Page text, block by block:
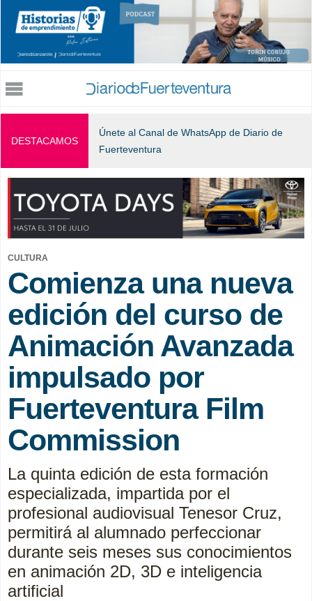
Jump to navigation
DESTACAMOS
Únete al Canal de WhatsApp de Diario de
Fuerteventura
CULTURA
Comienza una nueva
edición del curso de
Animación Avanzada
impulsado por
Fuerteventura Film
Commission
La quinta edición de esta formación
especializada, impartida por el
profesional audiovisual Tenesor Cruz,
permitirá al alumnado perfeccionar
durante seis meses sus conocimientos
en animación 2D, 3D e inteligencia
artificial